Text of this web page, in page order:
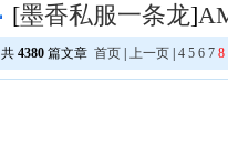
[墨香私服一条龙]
共 4380 篇文章 首页 上一页 4 5 6 7 8